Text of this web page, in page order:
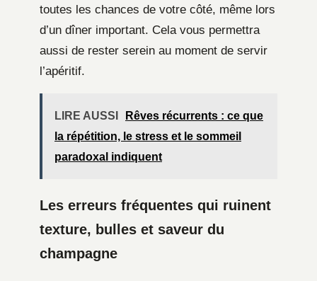
toutes les chances de votre côté, même lors
d’un dîner important. Cela vous permettra
aussi de rester serein au moment de servir
l’apéritif.
LIRE AUSSI
Rêves récurrents : ce que
la répétition, le stress et le sommeil
paradoxal indiquent
Les erreurs fréquentes qui ruinent
texture, bulles et saveur du
champagne